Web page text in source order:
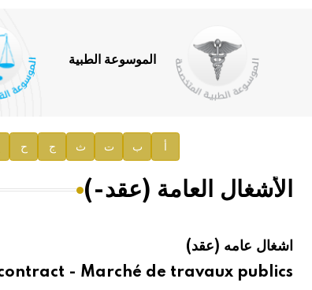
توصيات مجلس الإدارة
صدور المجلد السابع من موسوعة الآثار في
إعلان..
هيئة الموسوعة العربية تطلق موسوعات جديدة في
الموسوعة الطبية
أ ب ت ث ج ح
الأشغال العامة (عقد-)
اشغال عامه (عقد)
- Marché de travaux publics